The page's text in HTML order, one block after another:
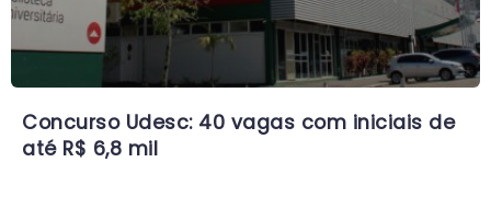
Concurso Udesc: 40 vagas com iniciais de
até R$ 6,8 mil